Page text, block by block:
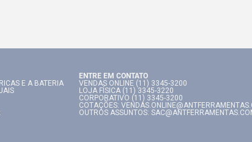
E A BATERIA
ENTRE EM CONTATO
VENDAS ONLINE (11) 3345-3200
LOJA FÍSICA (11) 3345-3220
CORPORATIVO (11) 3345-3200
COTAÇÕES:
OUTROS ASSUNTOS: